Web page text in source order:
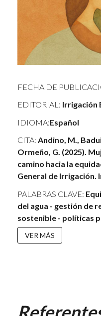
FECHA DE
EDITORIAL: Irrigación
IDIOMA:Español
CITA: Andino, M.,
Ormeño, G. (2025).
camino hacia la
General de Irrigación.
PALABRAS CLAVE:
del agua - gestión de
sostenible - políticas
VER MÁS